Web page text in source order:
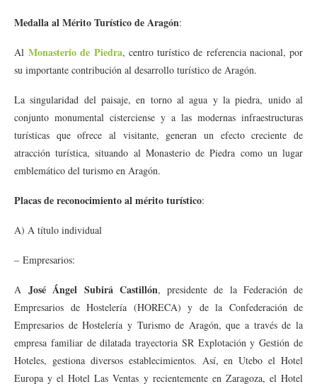
Medalla al Mérito Turístico de Aragón:
AlMonasterio de Piedra, centro turístico de referencia nacional, por
su importante contribución al desarrollo turístico de Aragón.
La singularidad del paisaje, en torno al agua y la piedra, unido al
conjunto monumental cisterciense y a las modernas infraestructuras
turísticas que ofrece al visitante, generan un efecto creciente de
atracción turística, situando al Monasterio de Piedra como un lugar
emblemático del turismo en Aragón.
Placas de reconocimiento al mérito turístico:
A) A título individual
– Empresarios:
AJosé Ángel Subirá Castillón, presidente de la Federación de
Empresarios de Hostelería (HORECA) y de la Confederación de
Empresarios de Hostelería y Turismo de Aragón, que a través de la
empresa familiar de dilatada trayectoria SR Explotación y Gestión de
Hoteles, gestiona diversos establecimientos. Así, en Utebo el Hotel
Europa y el Hotel Las Ventas y recientemente en Zaragoza, el Hotel